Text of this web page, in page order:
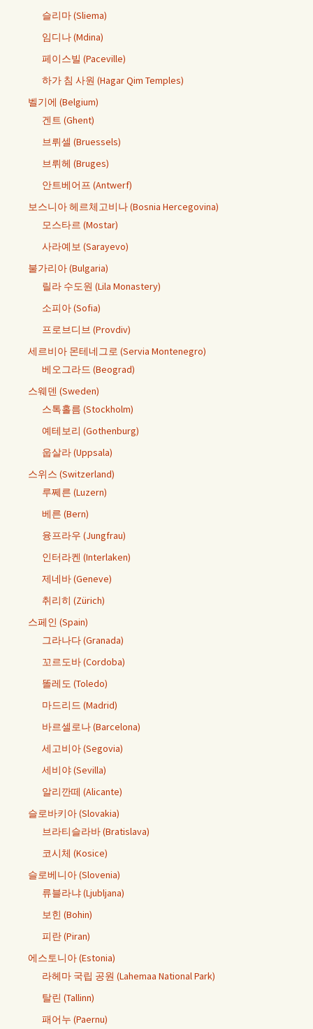
슬리마 (Sliema)
임디나 (Mdina)
페이스빌 (Paceville)
하가 침 사원 (Hagar Qim Temples)
벨기에 (Belgium)
겐트 (Ghent)
브뤼셀 (Bruessels)
브뤼헤 (Bruges)
안트베어프 (Antwerf)
보스니아 헤르체고비나 (Bosnia Hercegovina)
모스타르 (Mostar)
사라예보 (Sarayevo)
불가리아 (Bulgaria)
릴라 수도원 (Lila Monastery)
소피아 (Sofia)
프로브디브 (Provdiv)
세르비아 몬테네그로 (Servia Montenegro)
베오그라드 (Beograd)
스웨덴 (Sweden)
스톡홀름 (Stockholm)
예테보리 (Gothenburg)
웁살라 (Uppsala)
스위스 (Switzerland)
루쩨른 (Luzern)
베른 (Bern)
융프라우 (Jungfrau)
인터라켄 (Interlaken)
제네바 (Geneve)
취리히 (Zürich)
스페인 (Spain)
그라나다 (Granada)
꼬르도바 (Cordoba)
똘레도 (Toledo)
마드리드 (Madrid)
바르셀로나 (Barcelona)
세고비아 (Segovia)
세비야 (Sevilla)
알리깐떼 (Alicante)
슬로바키아 (Slovakia)
브라티슬라바 (Bratislava)
코시체 (Kosice)
슬로베니아 (Slovenia)
류블라냐 (Ljubljana)
보힌 (Bohin)
피란 (Piran)
에스토니아 (Estonia)
라헤마 국립 공원 (Lahemaa National Park)
탈린 (Tallinn)
패어누 (Paernu)